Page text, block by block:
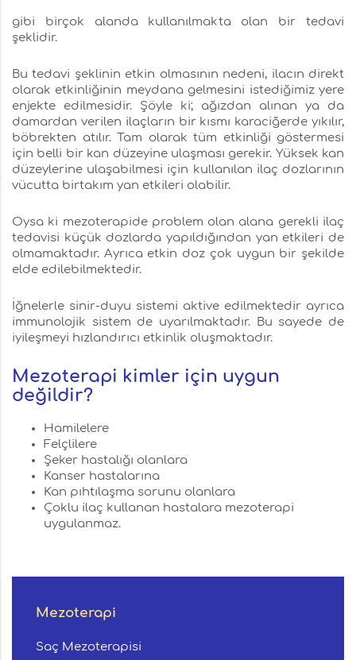
gibi birçok alanda kullanılmakta olan bir tedavi
şeklidir.
Bu tedavi şeklinin etkin olmasının nedeni, ilacın direkt
olarak etkinliğinin meydana gelmesini istediğimiz yere
enjekte edilmesidir. Şöyle ki; ağızdan alınan ya da
damardan verilen ilaçların bir kısmı karaciğerde yıkılır,
böbrekten atılır. Tam olarak tüm etkinliği göstermesi
için belli bir kan düzeyine ulaşması gerekir. Yüksek kan
düzeylerine ulaşabilmesi için kullanılan ilaç dozlarının
vücutta birtakım yan etkileri olabilir.
Oysa ki mezoterapide problem olan alana gerekli ilaç
tedavisi küçük dozlarda yapıldığından yan etkileri de
olmamaktadır. Ayrıca etkin doz çok uygun bir şekilde
elde edilebilmektedir.
İğnelerle sinir-duyu sistemi aktive edilmektedir ayrıca
immunolojik sistem de uyarılmaktadır. Bu sayede de
iyileşmeyi hızlandırıcı etkinlik oluşmaktadır.
Mezoterapi kimler için uygun
değildir?
Hamilelere
Felçlilere
Şeker hastalığı olanlara
Kanser hastalarına
Kan pıhtılaşma sorunu olanlara
Çoklu ilaç kullanan hastalara mezoterapi
uygulanmaz.
Mezoterapi
Saç Mezoterapisi